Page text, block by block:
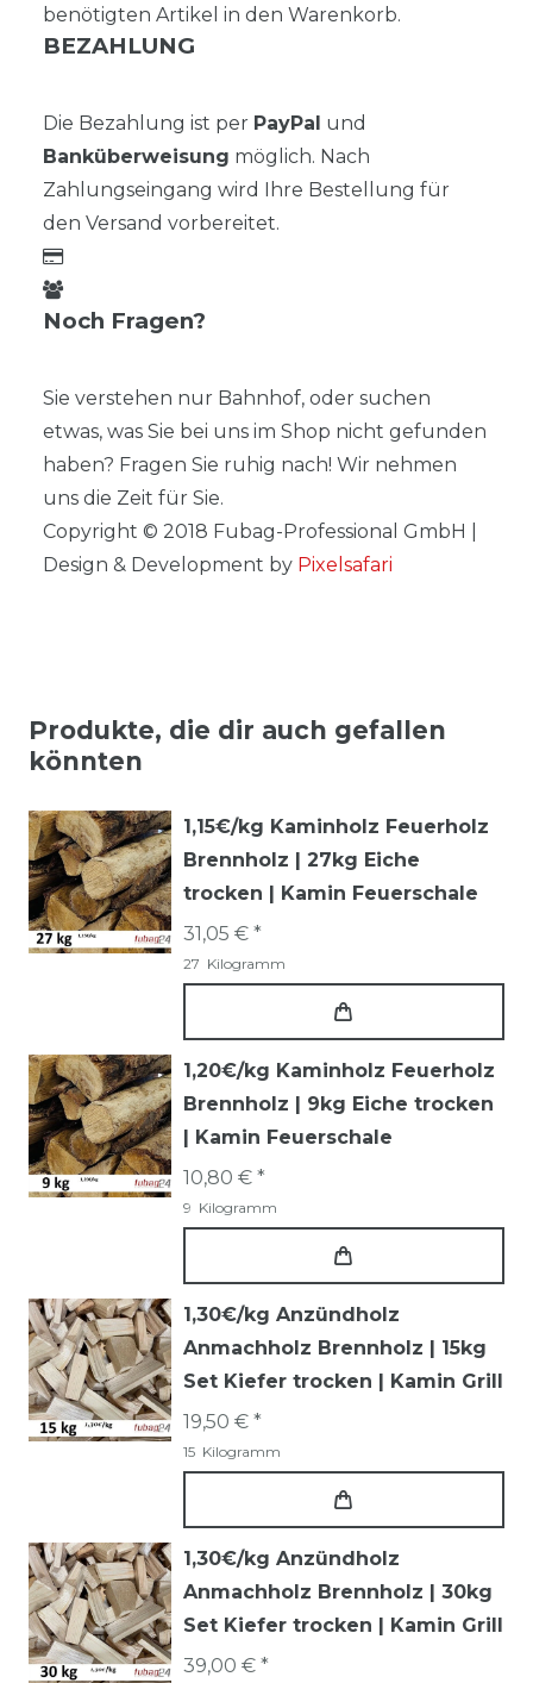
benötigten Artikel in den Warenkorb.
BEZAHLUNG
Die Bezahlung ist per PayPal und
Banküberweisung möglich. Nach
Zahlungseingang wird Ihre Bestellung für
den Versand vorbereitet.
Noch Fragen?
Sie verstehen nur Bahnhof, oder suchen
etwas, was Sie bei uns im Shop nicht gefunden
haben? Fragen Sie ruhig nach! Wir nehmen
uns die Zeit für Sie.
Copyright © 2018 Fubag-Professional GmbH |
Design & Development by Pixelsafari
Produkte, die dir auch gefallen
könnten
1,15€/kg Kaminholz Feuerholz
Brennholz | 27kg Eiche
trocken | Kamin Feuerschale
31,05 € *
27 Kilogramm
1,20€/kg Kaminholz Feuerholz
Brennholz | 9kg Eiche trocken
| Kamin Feuerschale
10,80 € *
9 Kilogramm
1,30€/kg Anzündholz
Anmachholz Brennholz | 15kg
Set Kiefer trocken | Kamin Grill
19,50 € *
15 Kilogramm
1,30€/kg Anzündholz
Anmachholz Brennholz | 30kg
Set Kiefer trocken | Kamin Grill
39,00 € *